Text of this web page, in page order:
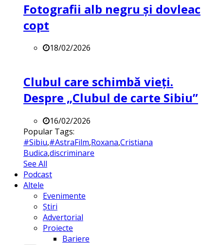
Fotografii alb negru și dovleac
copt
18/02/2026
Clubul care schimbă vieți.
Despre „Clubul de carte Sibiu”
16/02/2026
Popular Tags:
#Sibiu,#AstraFilm,Roxana,Cristiana
Budica,discriminare
See All
Podcast
Altele
Evenimente
Știri
Advertorial
Proiecte
Bariere